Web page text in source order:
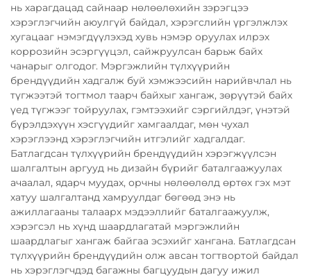
нь харагдацад сайнаар нөлөөлөхийн зэрэгцээ
хэрэглэгчийн аюулгүй байдал, хэрэгслийн үргэлжлэх
хугацааг нэмэгдүүлэхэд хувь нэмэр оруулах илрэх
коррозийн эсэргүүцэл, сайжруулсан барьж байх
чанарыг олгодог. Мэргэжлийн түлхүүрийн
брендүүдийн хадгалж буй хэмжээсийн нарийвчлал нь
түгжээтэй тогтмол таарч байхыг хангаж, зөрүүтэй байх
үед түгжээг тойруулах, гэмтээхийг сэргийлдэг, үнэтэй
бүрэлдэхүүн хэсгүүдийг хамгаалдаг, мөн чухал
хэрэглээнд хэрэглэгчийн итгэлийг хадгалдаг.
Батлагдсан түлхүүрийн брендүүдийн хэрэгжүүлсэн
шалгалтын аргууд нь дизайн бүрийг баталгаажуулах
ачаалал, ядарч муудах, орчны нөлөөлөлд өртөх гэх мэт
хатуу шалгалтанд хамруулдаг бөгөөд энэ нь
ажиллагааны талаарх мэдээллийг баталгаажуулж,
хэрэгсэл нь хүнд шаардлагатай мэргэжлийн
шаардлагыг хангаж байгаа эсэхийг хангана. Батлагдсан
түлхүүрийн брендүүдийн олж авсан тогтвортой байдал
нь хэрэглэгчдэд багажны багцуудын дагуу ижил